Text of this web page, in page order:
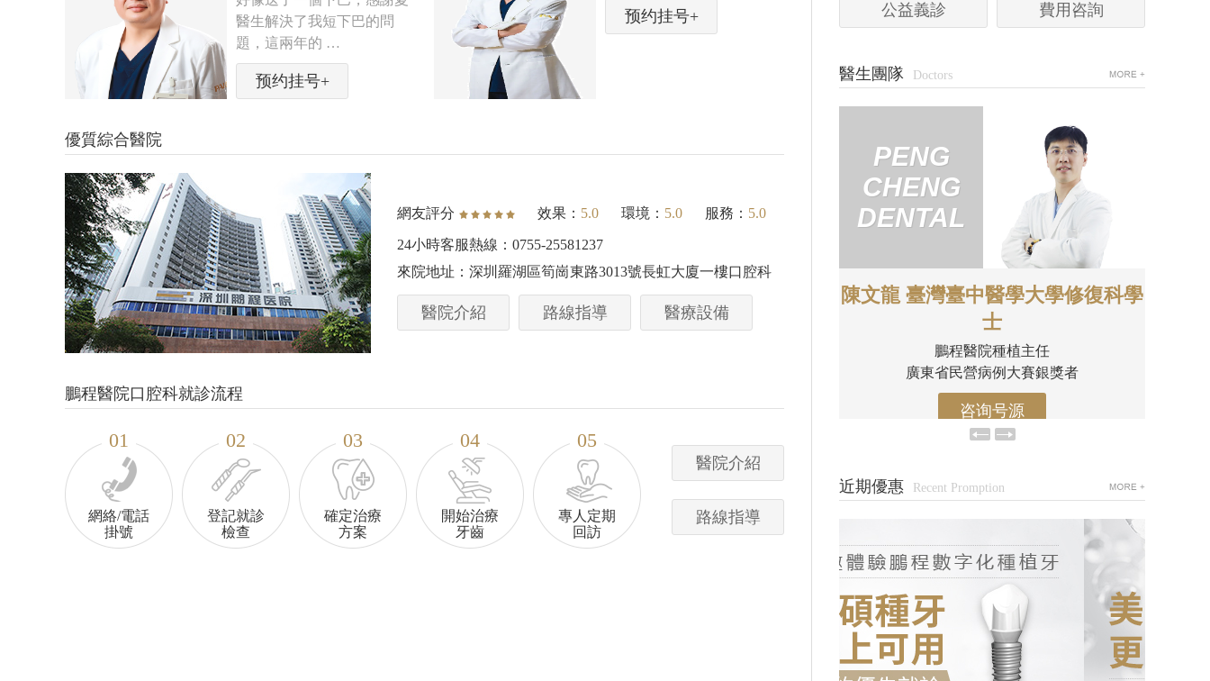
预约挂号+ 预约挂号+ 预约挂号+
優質綜合醫院
網友評分 效果： 5.0 環境： 5.0 服務： 5.0
24小時客服熱線：0755-25581237
來院地址：深圳羅湖區筍崗東路3013號長虹大廈一樓口腔科
醫院介紹 路線指導 醫療設備
鵬程醫院口腔科就診流程
01
網絡/電話
掛號
02
登記就診
檢查
03
確定治療
方案
04
開始治療
牙齒
05
專人定期
回訪
醫院介紹
路線指導
公益義診 費用咨詢
醫生團隊 Doctors
黄慧丽
鵬城諾貝全科医生
PENG
CHENG
DENTAL
汤思凱
鵬城諾貝矯正主任
時代天使臨床認證醫師
PENG
DENTAL
陳文龍 臺灣臺中醫學大學修復科學
士
咨询号源
PENG
CHENG
DENTAL
王昊 口腔临床医学硕士
鵬程醫院特邀正畸醫生
深圳市人民醫院龍華分院正畸醫師
咨询号源
近期優惠 Recent Promption